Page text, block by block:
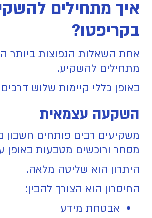
איך מתחילים
בקריפטו?
אחת השאלות הנפוצות ביותר
מתחילים להשקיע.
באופן כללי קיימות שלוש
השקעה עצמאית
משקיעים רבים פותחים חשבון
מסחר ורוכשים מטבעות באופן
היתרון הוא שליטה מלאה.
החיסרון הוא הצורך להבין:
אבטחת מידע